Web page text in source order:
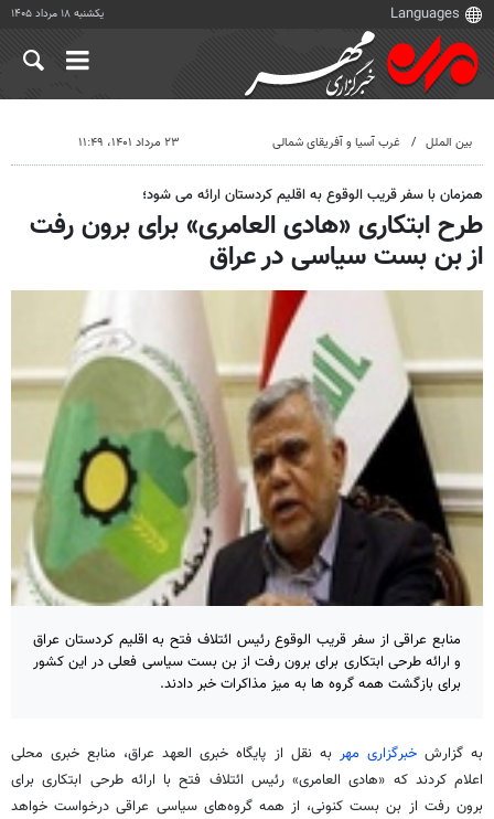
یکشنبه ۱۸ مرداد ۱۴۰۵
بین الملل غرب آسیا و آفریقای شمالی ۲۳ مرداد ۱۴۰۱، ۱۱:۴۹
همزمان با سفر قریب الوقوع به اقلیم کردستان ارائه می شود؛
طرح ابتکاری «هادی العامری» برای برون رفت
از بن بست سیاسی در عراق
منابع عراقی از سفر قریب الوقوع رئیس ائتلاف فتح به اقلیم کردستان عراق
و ارائه طرحی ابتکاری برای برون رفت از بن بست سیاسی فعلی در این کشور
برای بازگشت همه گروه ها به میز مذاکرات خبر دادند.
به گزارش خبرگزاری مهر به نقل از پایگاه خبری العهد عراق، منابع خبری محلی
اعلام کردند که «هادی العامری» رئیس ائتلاف فتح با ارائه طرحی ابتکاری برای
برون رفت از بن بست کنونی، از همه گروه‌های سیاسی عراقی درخواست خواهد